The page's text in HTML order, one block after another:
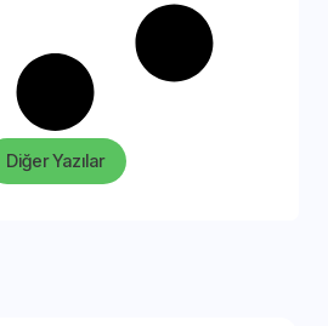
Diğer Yazılar